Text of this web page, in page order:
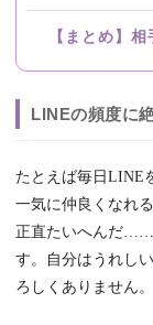
【まとめ】
LINEの頻度に
たとえば毎日LINE
一気に仲良くなれ
正直たいへんだ……
す。自分はうれし
ろしくありません。